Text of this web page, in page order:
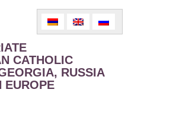
CATHOLIC
RUSSIA
EUROPE